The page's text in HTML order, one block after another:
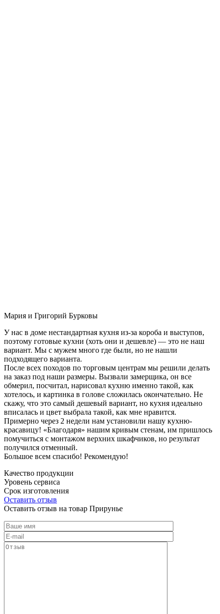
Мария и Григорий Бурковы
У нас в доме нестандартная кухня из-за короба и выступов,
поэтому готовые кухни (хоть они и дешевле) — это не наш
вариант. Мы с мужем много где были, но не нашли
подходящего варианта.
После всех походов по торговым центрам мы решили делать
на заказ под наши размеры. Вызвали замерщика, он все
обмерил, посчитал, нарисовал кухню именно такой, как
хотелось, и картинка в голове сложилась окончательно. Не
скажу, что это самый дешевый вариант, но кухня идеально
вписалась и цвет выбрала такой, как мне нравится.
Примерно через 2 недели нам установили нашу кухню-
красавицу! «Благодаря» нашим кривым стенам, им пришлось
помучиться с монтажом верхних шкафчиков, но результат
получился отменный.
Большое всем спасибо! Рекомендую!
Качество продукции
Уровень сервиса
Срок изготовления
Оставить отзыв
Оставить отзыв на товар Прирунье